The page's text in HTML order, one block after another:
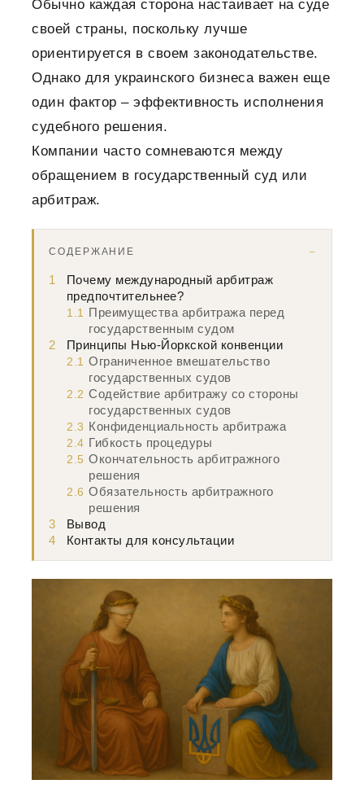
Обычно каждая сторона настаивает на суде
своей страны, поскольку лучше
ориентируется в своем законодательстве.
Однако для украинского бизнеса важен еще
один фактор – эффективность исполнения
судебного решения.
Компании часто сомневаются между
обращением в государственный суд или
арбитраж.
СОДЕРЖАНИЕ
1
Почему международный арбитраж
предпочтительнее?
1.1 Преимущества арбитража перед
государственным судом
2
Принципы Нью-Йоркской конвенции
2.1 Ограниченное вмешательство
государственных судов
2.2 Содействие арбитражу со стороны
государственных судов
2.3 Конфиденциальность арбитража
2.4 Гибкость процедуры
2.5 Окончательность арбитражного
решения
2.6 Обязательность арбитражного
решения
3
Вывод
4
Контакты для консультации